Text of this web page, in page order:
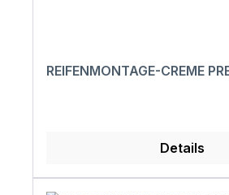
REIFENMONTAGE-CREME
Details